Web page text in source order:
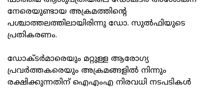
നേരെയുണ്ടായ അക്രമത്തിന്റെ
പശ്ചാത്തലത്തിലായിരിന്നു ഡോ. സുല്‍ഫിയുടെ
പ്രതികരണം.
ഡോക്ടര്‍മാരെയും മറ്റുള്ള ആരോഗ്യ
പ്രവര്‍ത്തകരെയും അക്രമങ്ങളില്‍ നിന്നും
രക്ഷിക്കുന്നതിന് ഐഎംഎ നിരവധി നടപടികള്‍